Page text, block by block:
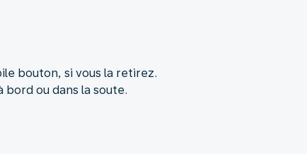
bouton, si vous la retirez.
bord ou dans la soute.